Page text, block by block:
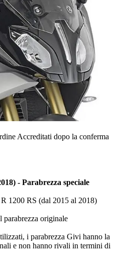
Accreditati dopo la conferma
- Parabrezza speciale
1200 RS (dal 2015 al 2018)
parabrezza originale
i parabrezza Givi hanno la
e non hanno rivali in termini di